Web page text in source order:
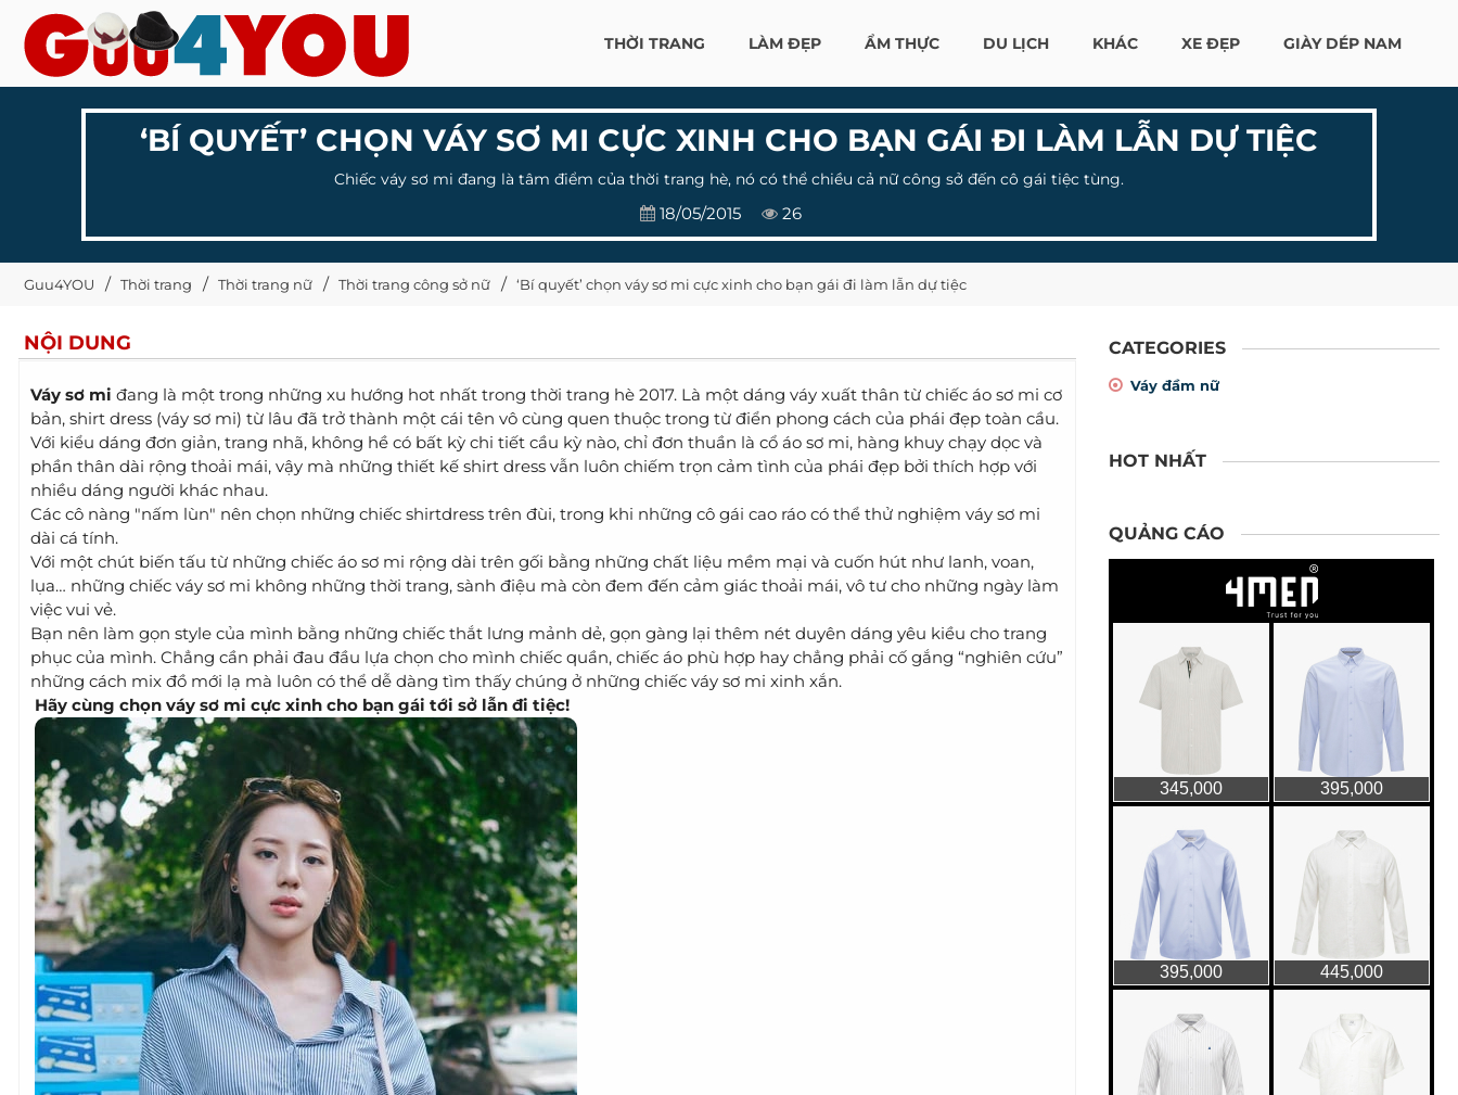
THỜI TRANG LÀM ĐẸP ẨM THỰC DU LỊCH KHÁC XE ĐẸP GIÀY DÉP NAM
‘BÍ QUYẾT’ CHỌN VÁY SƠ MI CỰC XINH CHO BẠN GÁI ĐI LÀM LẪN DỰ TIỆC
Chiếc váy sơ mi đang là tâm điểm của thời trang hè, nó có thể chiều cả nữ công sở đến cô gái tiệc tùng.
18/05/2015 26
Guu4YOU Thời trang Thời trang nữ Thời trang công sở nữ ‘Bí quyết’ chọn váy sơ mi cực xinh cho bạn gái đi làm lẫn dự tiệc
NỘI DUNG
Váy sơ mi đang là một trong những xu hướng hot nhất trong thời trang hè 2017. Là một dáng váy xuất thân từ chiếc áo sơ mi cơ
bản, shirt dress (váy sơ mi) từ lâu đã trở thành một cái tên vô cùng quen thuộc trong từ điển phong cách của phái đẹp toàn cầu.
Với kiểu dáng đơn giản, trang nhã, không hề có bất kỳ chi tiết cầu kỳ nào, chỉ đơn thuần là cổ áo sơ mi, hàng khuy chạy dọc và
phần thân dài rộng thoải mái, vậy mà những thiết kế shirt dress vẫn luôn chiếm trọn cảm tình của phái đẹp bởi thích hợp với
nhiều dáng người khác nhau.
Các cô nàng "nấm lùn" nên chọn những chiếc shirtdress trên đùi, trong khi những cô gái cao ráo có thể thử nghiệm váy sơ mi
dài cá tính.
Với một chút biến tấu từ những chiếc áo sơ mi rộng dài trên gối bằng những chất liệu mềm mại và cuốn hút như lanh, voan,
lụa… những chiếc váy sơ mi không những thời trang, sành điệu mà còn đem đến cảm giác thoải mái, vô tư cho những ngày làm
việc vui vẻ.
Bạn nên làm gọn style của mình bằng những chiếc thắt lưng mảnh dẻ, gọn gàng lại thêm nét duyên dáng yêu kiều cho trang
phục của mình. Chẳng cần phải đau đầu lựa chọn cho mình chiếc quần, chiếc áo phù hợp hay chẳng phải cố gắng “nghiên cứu”
những cách mix đồ mới lạ mà luôn có thể dễ dàng tìm thấy chúng ở những chiếc váy sơ mi xinh xắn.
Hãy cùng chọn váy sơ mi cực xinh cho bạn gái tới sở lẫn đi tiệc!
CATEGORIES
Váy đầm nữ
HOT NHẤT
QUẢNG CÁO